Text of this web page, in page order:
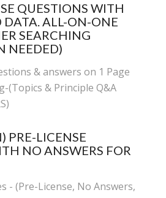
QUESTIONS WITH
DATA. ALL-ON-ONE
SEARCHING
NEEDED)
& answers on 1 Page
(Topics & Principle Q&A
PRE-LICENSE
NO ANSWERS FOR
- (Pre-License, No Answers,